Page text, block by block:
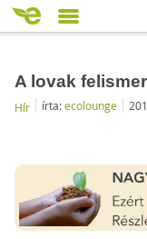
A lovak
Hír írta:ecolounge